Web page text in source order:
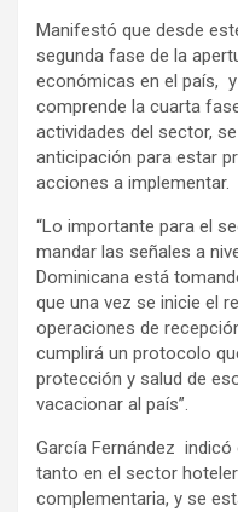
Manifestó que desde
segunda fase de la
económicas en el país,
comprende la cuarta
actividades del sector,
anticipación para estar
acciones a implementar.
“Lo importante para el
mandar las señales a
Dominicana está
que una vez se inicie el
operaciones de
cumplirá un protocolo
protección y salud de
vacacionar al país”.
García Fernández
tanto en el sector
complementaria, y se